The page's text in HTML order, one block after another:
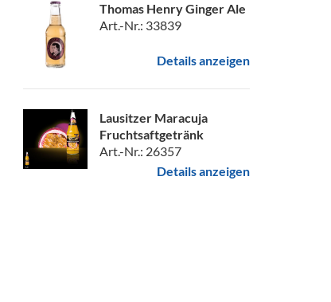
Thomas Henry Ginger Ale
Art.-Nr.: 33839
Details anzeigen
Lausitzer Maracuja
Fruchtsaftgetränk
Art.-Nr.: 26357
Details anzeigen